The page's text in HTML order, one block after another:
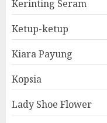
Kerinting Seram
Ketup-ketup
Kiara Payung
Kopsia
Lady Shoe Flower